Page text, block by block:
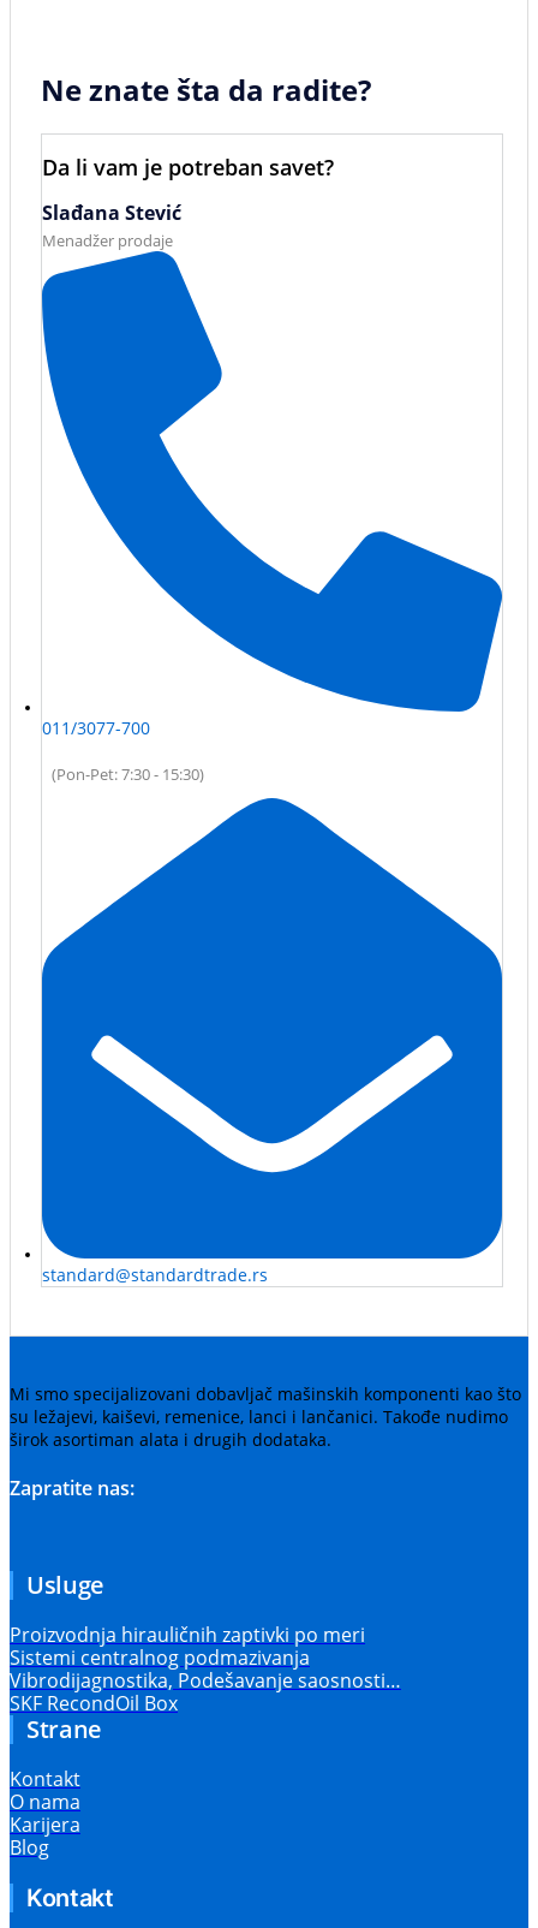
Ne znate šta da radite?
Da li vam je potreban savet?
Slađana Stević
Menadžer prodaje
011/3077-700
(Pon-Pet: 7:30 - 15:30)
standard@standardtrade.rs
Mi smo specijalizovani dobavljač mašinskih komponenti kao što
su ležajevi, kaiševi, remenice, lanci i lančanici. Takođe nudimo
širok asortiman alata i drugih dodataka.
Zapratite nas:
Usluge
Proizvodnja hirauličnih zaptivki po meri
Sistemi centralnog podmazivanja
Vibrodijagnostika, Podešavanje saosnosti…
SKF RecondOil Box
Strane
Kontakt
O nama
Karijera
Blog
Kontakt